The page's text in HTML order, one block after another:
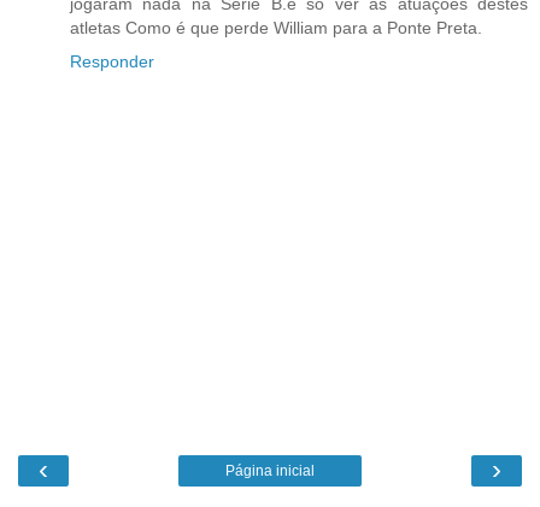
atletas Como é que perde William para a Ponte Preta.
Responder
‹ ›
Página inicial